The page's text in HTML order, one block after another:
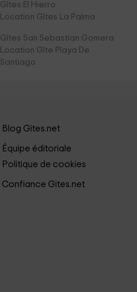
Gîtes El Hierro
Location Gîtes La Palma
Gîtes San Sebastian Gomera
Location Gîte Playa De
Santiago
Blog Gites.net
Équipe éditoriale
Politique de cookies
Confiance Gites.net